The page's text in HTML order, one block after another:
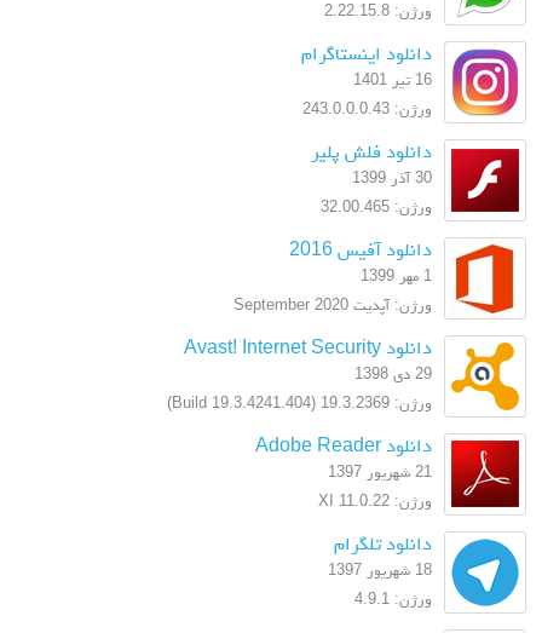
ورژن: 2.22.15.8
دانلود اینستاگرام
16 تیر 1401
ورژن: 243.0.0.0.43
دانلود فلش پلیر
30 آذر 1399
ورژن: 32.00.465
دانلود آفیس 2016
1 مهر 1399
ورژن: آپدیت September 2020
دانلود Avast! Internet Security
29 دی 1398
ورژن: 19.3.2369 (Build 19.3.4241.404)
دانلود Adobe Reader
21 شهریور 1397
ورژن: XI 11.0.22
دانلود تلگرام
18 شهریور 1397
ورژن: 4.9.1